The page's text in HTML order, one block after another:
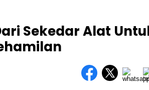
Sekedar Alat